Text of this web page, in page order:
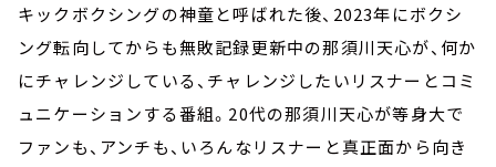
キックボクシングの神童と呼ばれた後、2023年にボクシ
ング転向してからも無敗記録更新中の那須川天心が、何か
にチャレンジしている、チャレンジしたいリスナーとコミ
ュニケーションする番組。20代の那須川天心が等身大で
ファンも、アンチも、いろんなリスナーと真正面から向き